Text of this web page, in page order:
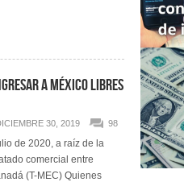
a México libres
30, 2019 98
de 2020, a raíz de la
comercial entre
(T-MEC) Quienes